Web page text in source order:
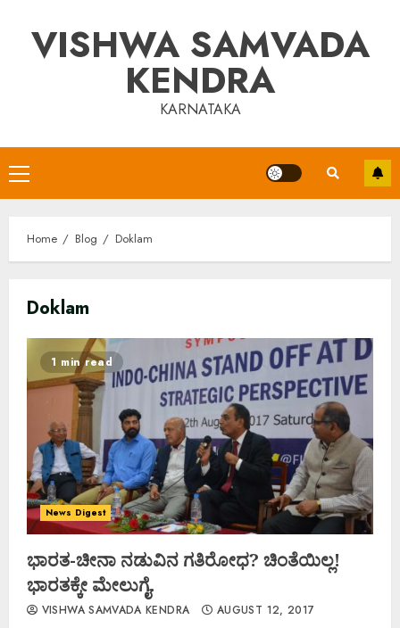
contentVISHWA SAMVADA
KENDRA
KARNATAKA
Primary
Menu
Home Blog Doklam
Doklam
1 min read
News Digest
ಭಾರತ-ಚೀನಾ ನಡುವಿನ ಗತಿರೋಧ? ಚಿಂತೆಯಿಲ್ಲ!
ಭಾರತಕ್ಕೇ ಮೇಲುಗೈ.
VISHWA SAMVADA KENDRA AUGUST 12, 2017